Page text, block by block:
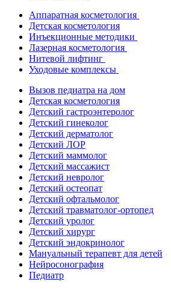
Аппаратная косметология
Детская косметология
Инъекционные методики
Лазерная косметология
Нитевой лифтинг
Уходовые комплексы
Вызов педиатра на дом
Детская косметология
Детский гастроэнтеролог
Детский гинеколог
Детский дерматолог
Детский ЛОР
Детский маммолог
Детский массажист
Детский невролог
Детский остеопат
Детский офтальмолог
Детский травматолог-ортопед
Детский уролог
Детский хирург
Детский эндокринолог
Мануальный терапевт для детей
Нейросонография
Педиатр